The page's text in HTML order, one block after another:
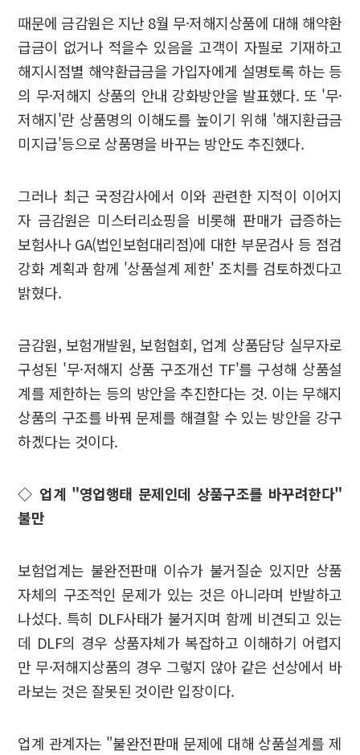
때문에 금감원은 지난 8월 무·저해지상품에 대해 해약환
급금이 없거나 적을수 있음을 고객이 자필로 기재하고
해지시점별 해약환급금을 가입자에게 설명토록 하는 등
의 무·저해지 상품의 안내 강화방안을 발표했다. 또 '무·
저해지'란 상품명의 이해도를 높이기 위해 '해지환급금
미지급'등으로 상품명을 바꾸는 방안도 추진했다.
그러나 최근 국정감사에서 이와 관련한 지적이 이어지
자 금감원은 미스터리쇼핑을 비롯해 판매가 급증하는
보험사나 GA(법인보험대리점)에 대한 부문검사 등 점검
강화 계획과 함께 '상품설계 제한' 조치를 검토하겠다고
밝혔다.
금감원, 보험개발원, 보험협회, 업계 상품담당 실무자로
구성된 '무·저해지 상품 구조개선 TF'를 구성해 상품설
계를 제한하는 등의 방안을 추진한다는 것. 이는 무해지
상품의 구조를 바꿔 문제를 해결할 수 있는 방안을 강구
하겠다는 것이다.
◇ 업계 "영업행태 문제인데 상품구조를 바꾸려한다"
불만
보험업계는 불완전판매 이슈가 불거질순 있지만 상품
자체의 구조적인 문제가 있는 것은 아니라며 반발하고
나섰다. 특히 DLF사태가 불거지며 함께 비견되고 있는
데 DLF의 경우 상품자체가 복잡하고 이해하기 어렵지
만 무·저해지상품의 경우 그렇지 않아 같은 선상에서 바
라보는 것은 잘못된 것이란 입장이다.
업계 관계자는 "불완전판매 문제에 대해 상품설계를 제